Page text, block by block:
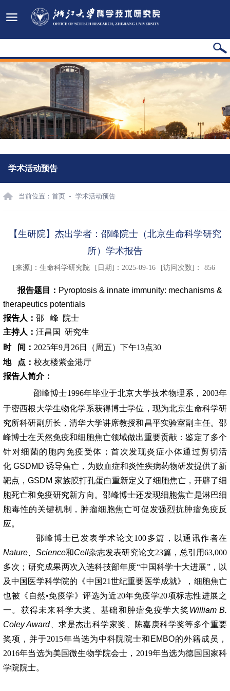
学术活动预告
当前位置： 首页 学术活动预告
【生研院】杰出学者：邵峰院士（北京生命科学研究
所）学术报告
[来源]： 生命科学研究院 [日期]：2025-09-16 [访问次数]： 856
报告题目： Pyroptosis & innate immunity: mechanisms &
therapeutics potentials
报告人： 邵 峰 院士
主持人： 汪昌国 研究生
时 间： 2025年9月 26日（周五）下午13点30
地 点： 校友楼紫金港厅
报告人简介：
邵峰博士1996年毕业于北京大学技术物理系，2003年
于密西根大学生物化学系获得博士学位，现为北京生命科学研
究所科研副所长，清华大学讲席教授和昌平实验室副主任。邵
峰博士在天然免疫和细胞焦亡领域做出重要贡献：鉴定了多个
针对细菌的胞内免疫受体；首次发现炎症小体通过剪切活
化 GSDMD 诱导焦亡，为败血症和炎性疾病药物研发提供了新
靶点， GSDM 家族膜打孔蛋白重新定义了细胞焦亡，开辟了细
胞死亡和免疫研究新方向。邵峰博士还发现细胞焦亡是淋巴细
胞毒性的关键机制，肿瘤细胞焦亡可促发强烈抗肿瘤免疫反
应。
邵峰博士已发表学术论文100多篇，以通讯作者在
Nature、Science和Cell杂志发表研究论文23篇，总引用63,000
多次；研究成果两次入选科技部年度“中国科学十大进展”，以
及中国医学科学院的《中国21世纪重要医学成就》，细胞焦亡
也被《自然•免疫学》评选为近20年免疫学20项标志性进展之
一。获得未来科学大奖、基础和肿瘤免疫学大奖 William B.
Coley Award、求是杰出科学家奖、陈嘉庚科学奖等多个重要
奖项，并于2015年当选为中科院院士和 EMBO的外籍成员，
2016年当选为美国微生物学院会士，2019年当选为德国国家科
学院院士。